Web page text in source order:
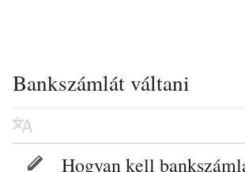
Bankszámlát váltani
Hogyan kell